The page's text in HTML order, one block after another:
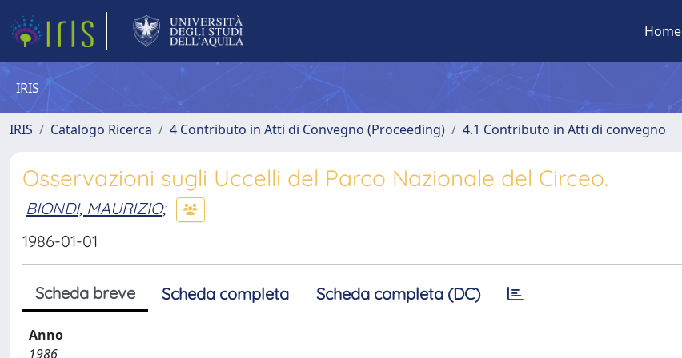
Home
IRIS
IRIS Catalogo Ricerca 4 Contributo in Atti di Convegno (Proceeding) 4.1 Contributo in Atti di convegno
Osservazioni sugli Uccelli del Parco Nazionale del Circeo.
BIONDI, MAURIZIO;
1986-01-01
Scheda breve Scheda completa Scheda completa (DC)
Anno
1986